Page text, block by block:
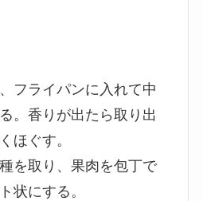
フライパンに入れて中
。香りが出たら取り出
ほぐす。
を取り、果肉を包丁で
状にする。